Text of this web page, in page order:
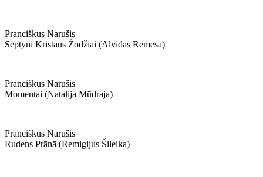
Pranciškus Narušis
Septyni Kristaus Žodžiai (alvidas Remesa)
Pranciškus Narušis
Momentai (natalija Mūdraja)
Pranciškus Narušis
Rudens Prānā (remigijus Šileika)